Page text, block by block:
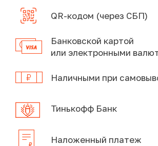
QR-кодом (через СБП)
Банковской картой
или электронными
Наличными при
Тинькофф Банк
Наложенный платеж